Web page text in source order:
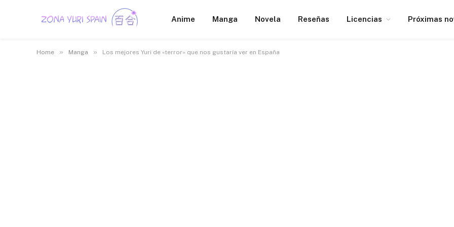
Anime Manga Novela Reseñas Licencias Próximas
Home » Manga » Los mejores Yuri de «terror» que nos gustaría ver en España